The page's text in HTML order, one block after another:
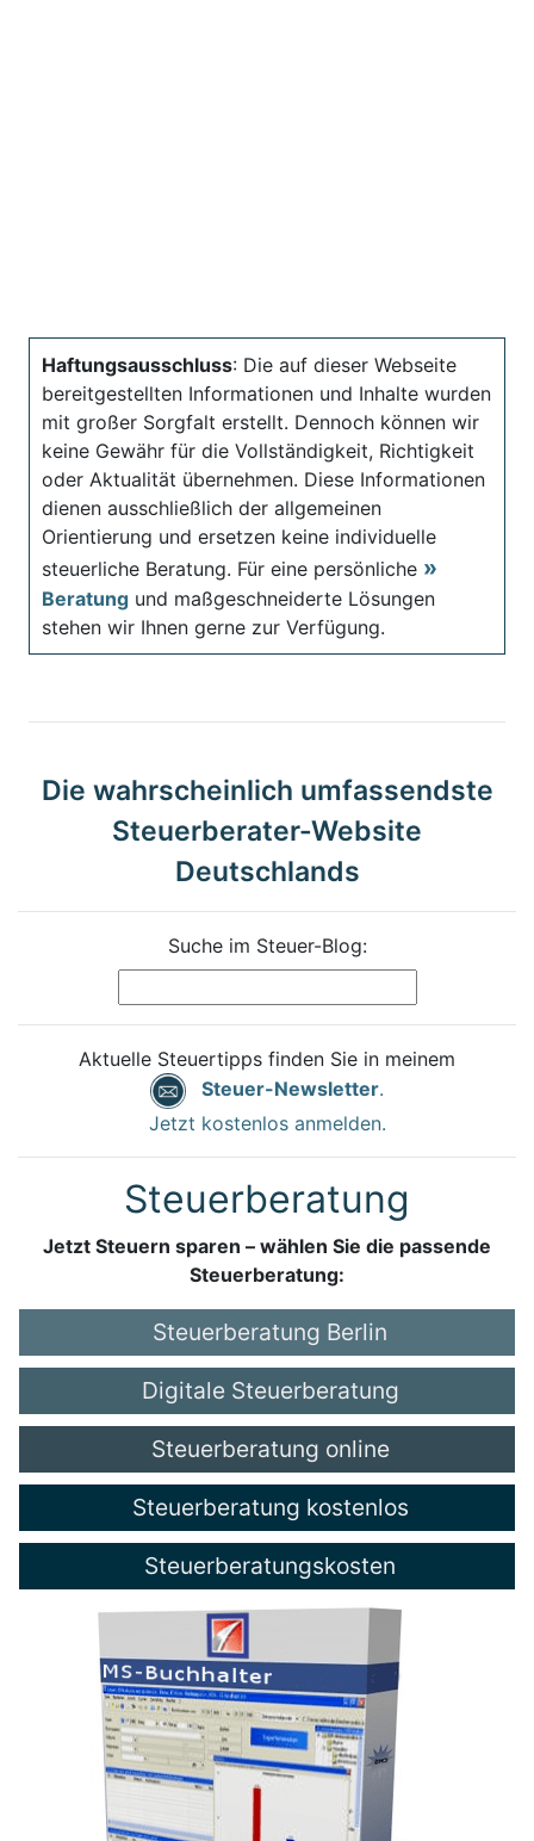
Haftungsausschluss: Die auf dieser Webseite
bereitgestellten Informationen und Inhalte wurden
mit großer Sorgfalt erstellt. Dennoch können wir
keine Gewähr für die Vollständigkeit, Richtigkeit
oder Aktualität übernehmen. Diese Informationen
dienen ausschließlich der allgemeinen
Orientierung und ersetzen keine individuelle
steuerliche Beratung. Für eine persönliche
Beratung und maßgeschneiderte Lösungen
stehen wir Ihnen gerne zur Verfügung.
Die wahrscheinlich umfassendste
Steuerberater-Website
Deutschlands
Suche im Steuer-Blog:
Aktuelle Steuertipps finden Sie in meinem
Steuer-Newsletter.
Jetzt kostenlos anmelden.
Steuerberatung
Jetzt Steuern sparen – wählen Sie die passende
Steuerberatung:
Steuerberatung Berlin
Digitale Steuerberatung
Steuerberatung online
Steuerberatung kostenlos
Steuerberatungskosten